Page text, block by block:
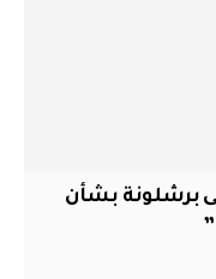
برشلونة بشأن